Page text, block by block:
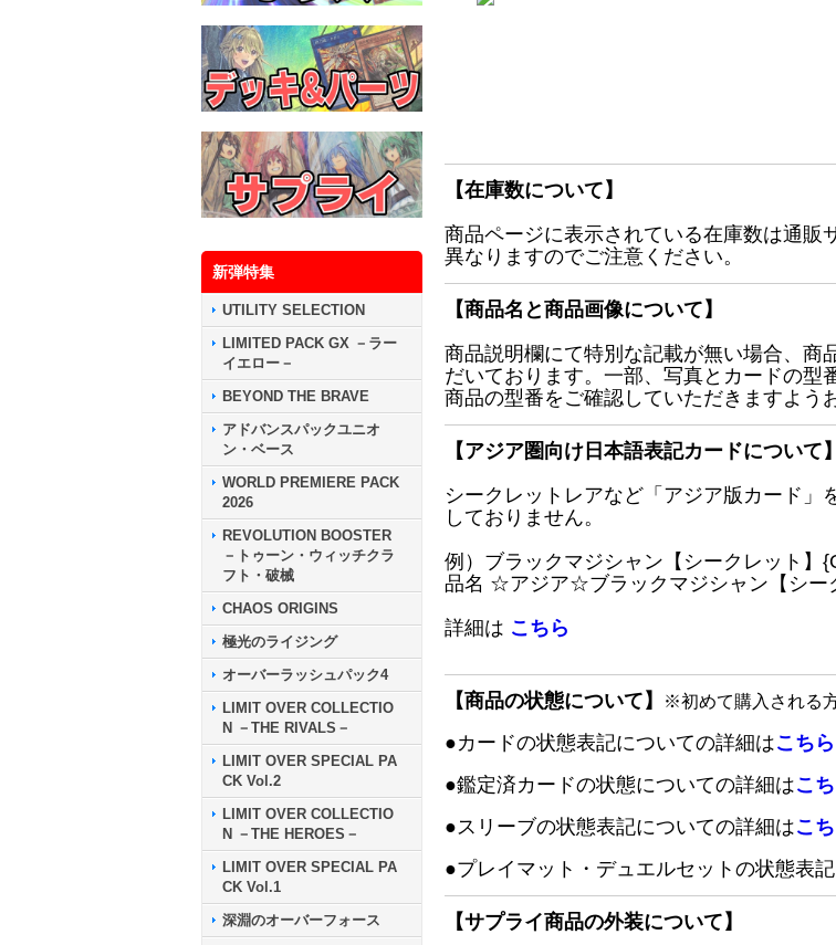
新弾特集
UTILITY SELECTION
LIMITED PACK GX －ラー
イエロー－
BEYOND THE BRAVE
アドバンスパックユニオ
ン・ベース
WORLD PREMIERE PACK
2026
REVOLUTION BOOSTER
－トゥーン・ウィッチクラ
フト・破械
CHAOS ORIGINS
極光のライジング
オーバーラッシュパック4
LIMIT OVER COLLECTIO
N －THE RIVALS－
LIMIT OVER SPECIAL PA
CK Vol.2
LIMIT OVER COLLECTIO
N －THE HEROES－
LIMIT OVER SPECIAL PA
CK Vol.1
深淵のオーバーフォース
【在庫数について】
商品ページに表示されている在庫数は通販
異なりますのでご注意ください。
【商品名と商品画像について】
商品説明欄にて特別な記載が無い場合、商
だいております。一部、写真とカードの
商品の型番をご確認していただきますよう
【アジア圏向け日本語表記カードについて】
シークレットレアなど「アジア版カード」
しておりません。
例）ブラックマジシャン【シークレット】
品名 ☆アジア☆ブラックマジシャン【シー
詳細は こちら
【商品の状態について】 ※初めて購入される
●カードの状態表記についての詳細はこちら
●鑑定済カードの状態についての詳細はこ
●スリーブの状態表記についての詳細はこ
●プレイマット・デュエルセットの状態表
【サプライ商品の外装について】